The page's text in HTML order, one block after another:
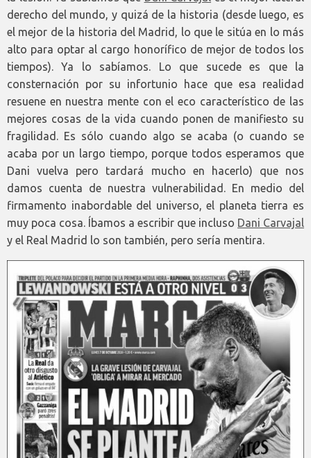
derecho del mundo, y quizá de la historia (desde luego, es
el mejor de la historia del Madrid, lo que le sitúa en lo más
alto para optar al cargo honorífico de mejor de todos los
tiempos). Ya lo sabíamos. Lo que sucede es que la
consternación por su infortunio hace que esa realidad
resuene en nuestra mente con el eco característico de las
mejores cosas de la vida cuando ponen de manifiesto su
fragilidad. Es sólo cuando algo se acaba (o cuando se
acaba por un largo tiempo, porque todos esperamos que
Dani vuelva pero tardará mucho en hacerlo) que nos
damos cuenta de nuestra vulnerabilidad. En medio del
firmamento inabordable del universo, el planeta tierra es
muy poca cosa. Íbamos a escribir que incluso Dani Carvajal
y el Real Madrid lo son también, pero sería mentira.